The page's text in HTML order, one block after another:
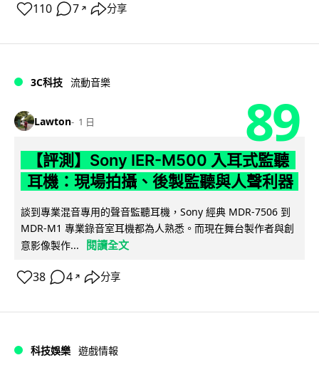
110 7 ↗ 分享
3C科技 流動音樂
Lawton 1 日 89
【評測】Sony IER-M500 入耳式監聽
耳機：現場拍攝、後製監聽與人聲利器
談到專業混音專用的聲音監聽耳機，Sony 經典 MDR-7506 到
MDR-M1 專業錄音室耳機都為人熟悉。而現在舞台製作者與創
意影像製作...
閱讀全文
38 4 ↗ 分享
科技娛樂 遊戲情報